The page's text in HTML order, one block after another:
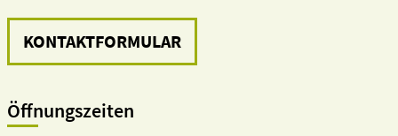
KONTAKTFORMULAR
Öffnungszeiten